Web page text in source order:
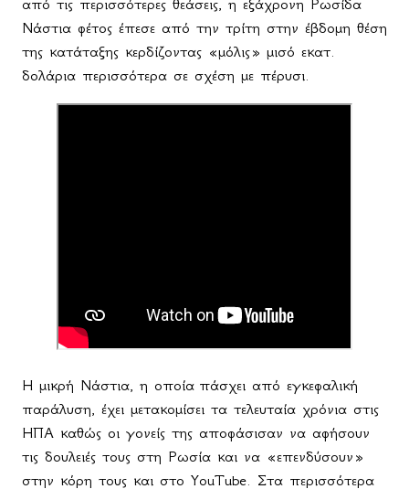
Νάστια φέτος έπεσε από την τρίτη στην έβδομη θέση
της κατάταξης κερδίζοντας «μόλις» μισό εκατ.
δολάρια περισσότερα σε σχέση με πέρυσι.
Η μικρή Νάστια, η οποία πάσχει από εγκεφαλική
παράλυση, έχει μετακομίσει τα τελευταία χρόνια στις
ΗΠΑ καθώς οι γονείς της αποφάσισαν να αφήσουν
τις δουλειές τους στη Ρωσία και να «επενδύσουν»
στην κόρη τους και στο YouTube . Στα περισσότερα